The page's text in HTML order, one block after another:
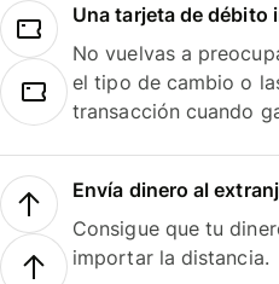
Una tarjeta de débito
No vuelvas a
el tipo de cambio o
transacción cuando
Envía dinero al
Consigue que tu
importar la distancia.